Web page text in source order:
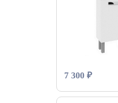
7 300 ₽